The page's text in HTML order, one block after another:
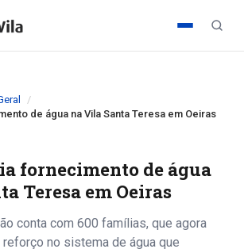
de água na Vila Santa Teresa em Oeiras
fornecimento de água
Teresa em Oeiras
conta com 600 famílias, que agora
no sistema de água que